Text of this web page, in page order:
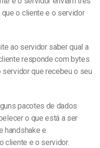
o cliente e o servidor
ao servidor saber qual a
responde com bytes
que recebeu o seu
pacotes de dados
o que está a ser
handshake e
cliente e o servidor.